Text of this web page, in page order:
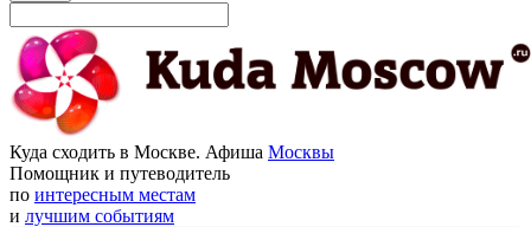
Куда сходить в Москве. Афиша Москвы
Помощник и путеводитель
по интересным местам
и лучшим событиям